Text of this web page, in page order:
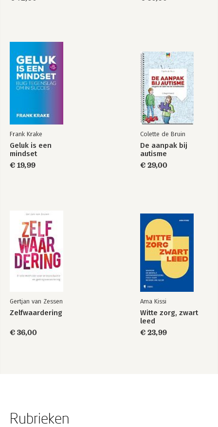
Frank Krake
Geluk is een
mindset
€ 19,99
Colette de Bruin
De aanpak bij
autisme
€ 29,00
Gertjan van Zessen
Zelfwaardering
€ 36,00
Ama Kissi
Witte zorg, zwart
leed
€ 23,99
Rubrieken